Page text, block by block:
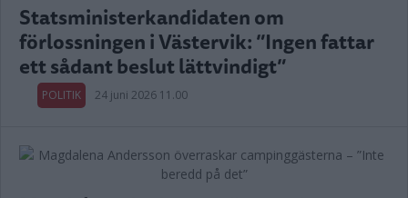
Statsministerkandidaten om
förlossningen i Västervik: ”Ingen fattar
ett sådant beslut lättvindigt”
POLITIK 24 juni 2026 11.00